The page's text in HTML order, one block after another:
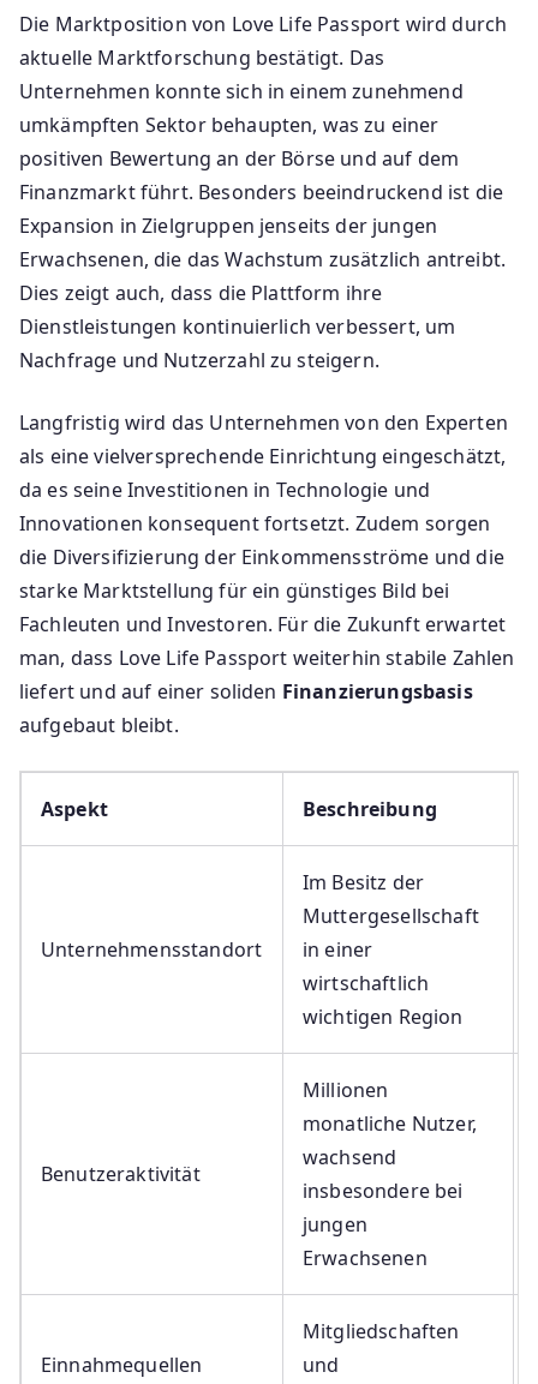
Die Marktposition von Love Life Passport wird durch
aktuelle Marktforschung bestätigt. Das
Unternehmen konnte sich in einem zunehmend
umkämpften Sektor behaupten, was zu einer
positiven Bewertung an der Börse und auf dem
Finanzmarkt führt. Besonders beeindruckend ist die
Expansion in Zielgruppen jenseits der jungen
Erwachsenen, die das Wachstum zusätzlich antreibt.
Dies zeigt auch, dass die Plattform ihre
Dienstleistungen kontinuierlich verbessert, um
Nachfrage und Nutzerzahl zu steigern.
Langfristig wird das Unternehmen von den Experten
als eine vielversprechende Einrichtung eingeschätzt,
da es seine Investitionen in Technologie und
Innovationen konsequent fortsetzt. Zudem sorgen
die Diversifizierung der Einkommensströme und die
starke Marktstellung für ein günstiges Bild bei
Fachleuten und Investoren. Für die Zukunft erwartet
man, dass Love Life Passport weiterhin stabile Zahlen
liefert und auf einer soliden Finanzierungsbasis
aufgebaut bleibt.
Aspekt Beschreibung
Unternehmensstandort
Im Besitz der
Muttergesellschaft
in einer
wirtschaftlich
wichtigen Region
Benutzeraktivität
Millionen
monatliche Nutzer,
wachsend
insbesondere bei
jungen
Erwachsenen
Einnahmequellen
Mitgliedschaften
und